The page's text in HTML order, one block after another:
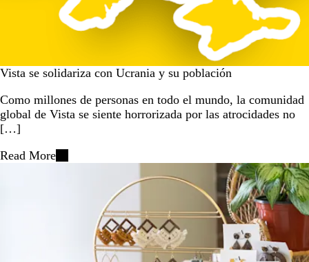
Vista se solidariza con Ucrania y su población
Como millones de personas en todo el mundo, la comunidad
global de Vista se siente horrorizada por las atrocidades no
[…]
Read More